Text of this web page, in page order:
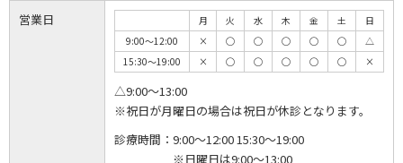
営業日 月 火 水 木 金 土
日
9:00～12:00
× ◯ ◯ ◯ ◯ ◯
△
15:30～19:00
× ◯ ◯ ◯ ◯ ◯ ×
△9:00～13:00
※祝日が月曜日の場合は祝日が休診となります。
診療時間： 9:00～12:00 15:30～19:00
※日曜日は9:00～13:00